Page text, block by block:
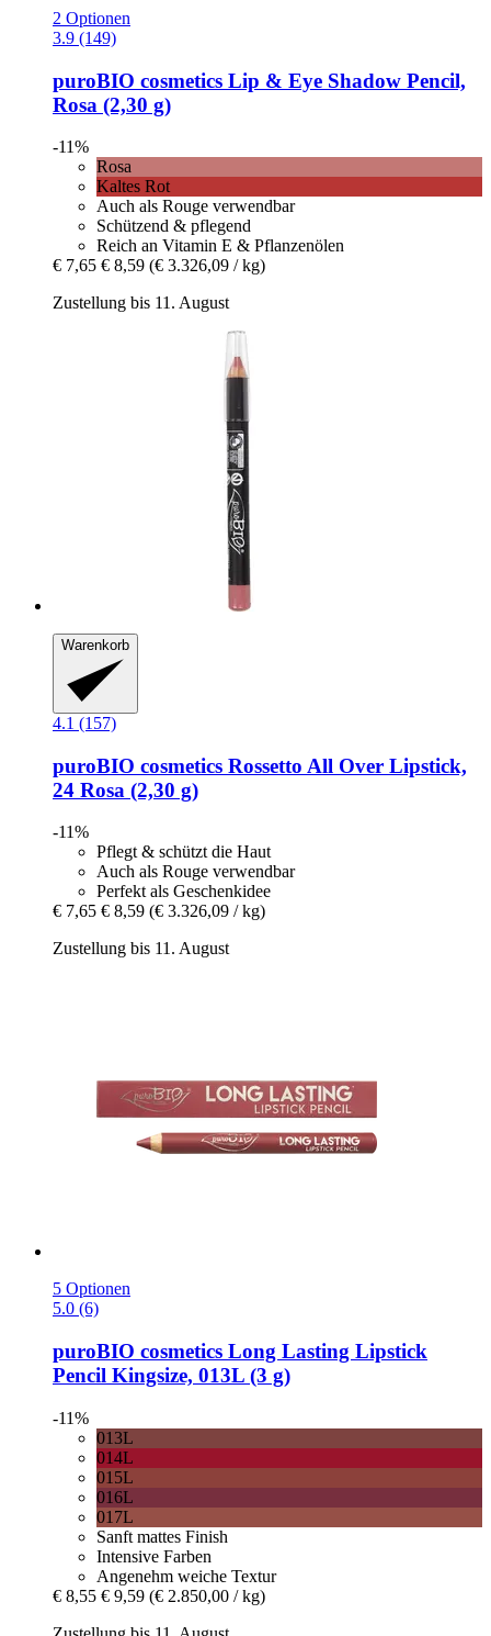
2 Optionen
3.9 (149)
puroBIO cosmetics Lip & Eye Shadow Pencil,
Rosa (2,30 g)
-11%
Rosa
Kaltes Rot
Auch als Rouge verwendbar
Schützend & pflegend
Reich an Vitamin E & Pflanzenölen
€ 7,65 € 8,59 (€ 3.326,09 / kg)
Zustellung bis 11. August
Warenkorb
4.1 (157)
puroBIO cosmetics Rossetto All Over Lipstick,
24 Rosa (2,30 g)
-11%
Pflegt & schützt die Haut
Auch als Rouge verwendbar
Perfekt als Geschenkidee
€ 7,65 € 8,59 (€ 3.326,09 / kg)
Zustellung bis 11. August
5 Optionen
5.0 (6)
puroBIO cosmetics Long Lasting Lipstick
Pencil Kingsize, 013L (3 g)
-11%
013L
014L
015L
016L
017L
Sanft mattes Finish
Intensive Farben
Angenehm weiche Textur
€ 8,55 € 9,59 (€ 2.850,00 / kg)